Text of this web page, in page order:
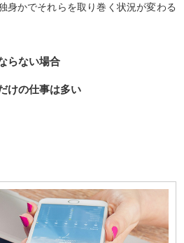
身かでそれらを取り巻く状況が変わる
らない場合
けの仕事は多い